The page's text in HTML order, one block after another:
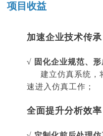
项目收益
加速企业技术传承
√ 固化企业规范、形
建立仿真系统，
速进入仿真工作；
全面提升分析效率